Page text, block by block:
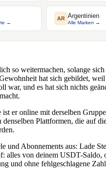
→
AR Argentinien
Alle Marken →
so weitermachen, solange sich
hat sich gebildet, weil
war, und es hat sich nichts
ist er online mit derselben
denselben Plattformen, die auf
und Abonnements aus: Lade
alles von deinem USDT-Saldo,
und ohne fehlgeschlagene